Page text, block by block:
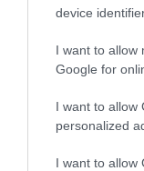
device
I want to allow
Google for
I want to allow
personalized
I want to allow